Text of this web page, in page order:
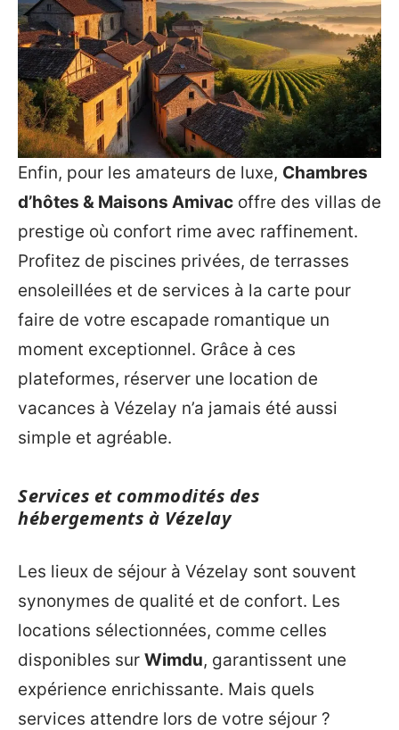
Enfin, pour les amateurs de luxe, Chambres
d’hôtes & Maisons Amivac offre des villas de
prestige où confort rime avec raffinement.
Profitez de piscines privées, de terrasses
ensoleillées et de services à la carte pour
faire de votre escapade romantique un
moment exceptionnel. Grâce à ces
plateformes, réserver une location de
vacances à Vézelay n’a jamais été aussi
simple et agréable.
Services et commodités des
hébergements à Vézelay
Les lieux de séjour à Vézelay sont souvent
synonymes de qualité et de confort. Les
locations sélectionnées, comme celles
disponibles sur Wimdu, garantissent une
expérience enrichissante. Mais quels
services attendre lors de votre séjour ?